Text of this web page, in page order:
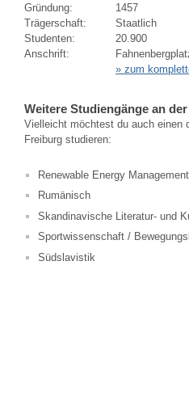
Gründung:
1457
Trägerschaft:
Staatlich
Studenten:
20.900
Anschrift:
» zum
Weitere Studiengänge an
Vielleicht möchtest du auch einen
Freiburg studieren:
Renewable Energy Management
Rumänisch
Skandinavische Literatur- und
Sportwissenschaft /
Südslavistik